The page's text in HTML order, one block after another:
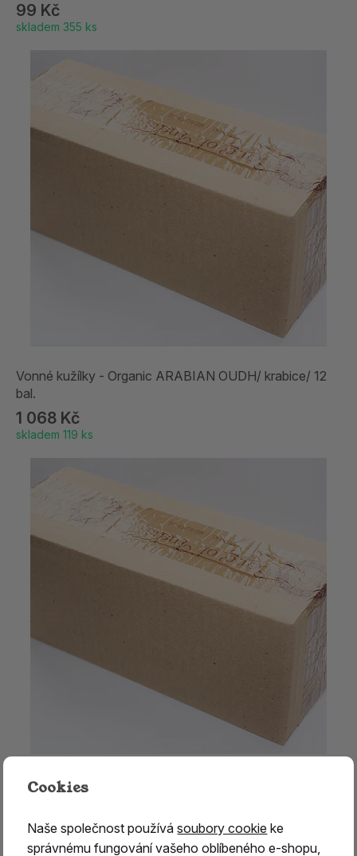
99 Kč
skladem 355 ks
Vonné kužílky - Organic ARABIAN OUDH/ krabice/ 12
bal.
1 068 Kč
skladem 119 ks
Vonné kužílky - Organic CANNABIS/ krabice/ 12 bal.
1 068 Kč
skladem 119 ks
Cookies
Naše společnost používásoubory cookie ke
správnému fungování vašeho oblíbeného e-shopu,